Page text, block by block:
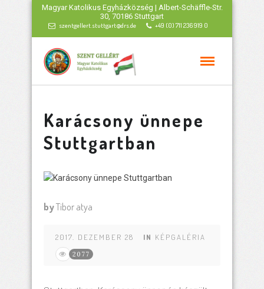
Magyar Katolikus Egyházközség | Albert-Schäffle-Str.
30, 70186 Stuttgart
szentgellert.stuttgart@drs.de +49 (0) 711 236 919 0
Karácsony ünnepe
Stuttgartban
byTibor atya
2017. DEZEMBER 28 IN KÉPGALÉRIA
2077